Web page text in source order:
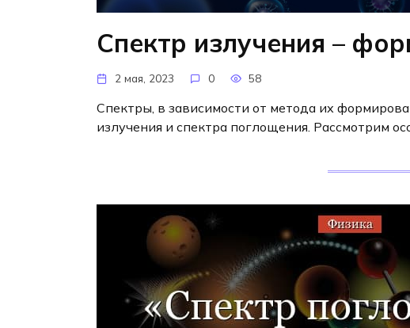
Спектр излучения –
2 мая, 2023 0 58
Спектры, в зависимости от метода их
излучения и спектра поглощения. Рассмотрим